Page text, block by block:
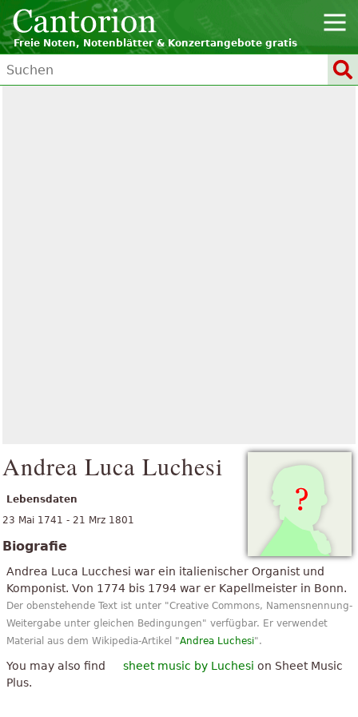
Freie Noten, Notenblätter & Konzertangebote gratis
Andrea Luca Luchesi
Lebensdaten
23 Mai 1741 - 21 Mrz 1801
Biografie
Andrea Luca Lucchesi war ein italienischer Organist und
Komponist. Von 1774 bis 1794 war er Kapellmeister in Bonn.
Der obenstehende Text ist unter "Creative Commons, Namensnennung-
Weitergabe unter gleichen Bedingungen" verfügbar. Er verwendet
Material aus dem Wikipedia-Artikel "Andrea Luchesi".
You may also find sheet music by Luchesi on Sheet Music
Plus.